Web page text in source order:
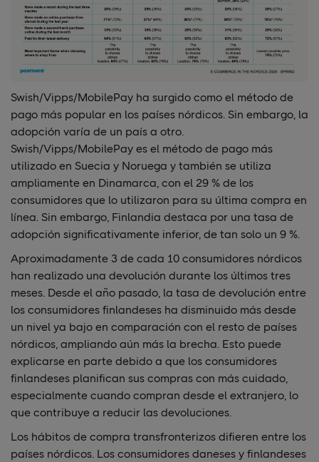
Swish/Vipps/MobilePay ha surgido como el método de
pago más popular en los países nórdicos. Sin embargo, la
adopción varía de un país a otro.
Swish/Vipps/MobilePay es el método de pago más
utilizado en Suecia y Noruega y también se utiliza
ampliamente en Dinamarca, con el 29 % de los
consumidores que lo utilizaron para su última compra en
línea. Sin embargo, Finlandia destaca por una tasa de
adopción significativamente inferior, de tan solo un 9 %.
Aproximadamente 3 de cada 10 consumidores nórdicos
han realizado una devolución durante los últimos tres
meses. Desde el año pasado, la tasa de devolución entre
los consumidores finlandeses ha disminuido más desde
un nivel ya bajo en comparación con el resto de países
nórdicos, ampliando aún más la brecha. Esto puede
explicarse en parte debido a que los consumidores
finlandeses planifican sus compras con más cuidado,
especialmente cuando compran desde el extranjero, lo
que contribuye a reducir las devoluciones.
Los hábitos de compra transfronterizos difieren entre los
países nórdicos. Los consumidores daneses y finlandeses